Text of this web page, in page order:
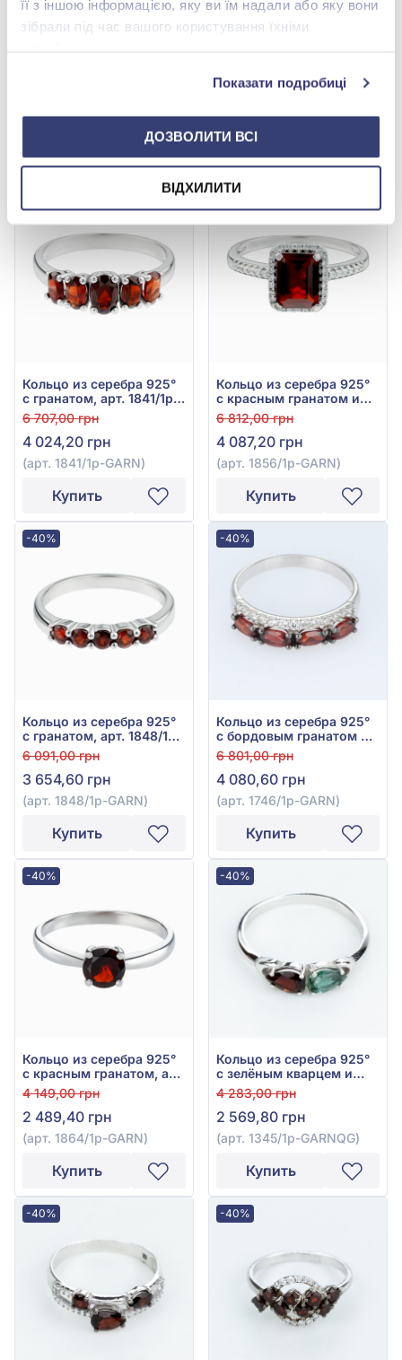
її з іншою інформацією, яку ви їм надали або яку вони
зібрали під час вашого користування їхніми
Показати подробиці
ДОЗВОЛИТИ ВСІ
ВІДХИЛИТИ
Кольцо из серебра 925°
с гранатом, арт. 1841/1р-
GARN
6 707,00 грн
4 024,20 грн
(арт. 1841/1р-GARN)
Купить
Кольцо из серебра 925°
с красным гранатом и
фианитом, арт. 1856/1р-
GARN
6 812,00 грн
4 087,20 грн
(арт. 1856/1р-GARN)
Купить
-40%
Кольцо из серебра 925°
с гранатом, арт. 1848/1p-
GARN
6 091,00 грн
3 654,60 грн
(арт. 1848/1p-GARN)
Купить
-40%
Кольцо из серебра 925°
с бордовым гранатом и
фианитом, арт. 1746/1р-
GARN
6 801,00 грн
4 080,60 грн
(арт. 1746/1р-GARN)
Купить
-40%
Кольцо из серебра 925°
с красным гранатом, арт.
1864/1р-GARN
4 149,00 грн
2 489,40 грн
(арт. 1864/1р-GARN)
Купить
-40%
Кольцо из серебра 925°
с зелёным кварцем и
красным гранатом, арт.
1345/1р-GARNQG
4 283,00 грн
2 569,80 грн
(арт. 1345/1р-GARNQG)
Купить
-40% -40%